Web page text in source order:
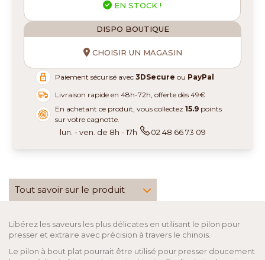
EN STOCK !
DISPO BOUTIQUE
CHOISIR UN MAGASIN
Paiement sécurisé avec3DSecure ou PayPal
Livraison rapide en 48h-72h, offerte dès 49€
En achetant ce produit, vous collectez15.9 points
sur votre cagnotte.
lun. - ven. de 8h - 17h 02 48 66 73 09
Tout savoir sur le produit
Libérez les saveurs les plus délicates en utilisant le pilon pour
presser et extraire avec précision à travers le chinois.
Le pilon à bout plat pourrait être utilisé pour presser doucement